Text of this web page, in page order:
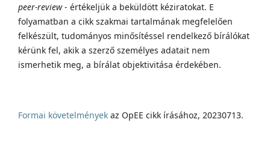
peer-review- értékeljük a beküldött kéziratokat. E
folyamatban a cikk szakmai tartalmának megfelelően
felkészült, tudományos minősítéssel rendelkező bírálókat
kérünk fel, akik a szerző személyes adatait nem
ismerhetik meg, a bírálat objektivitása érdekében.
Formai követelmények az OpEE cikk írásához, 20230713.